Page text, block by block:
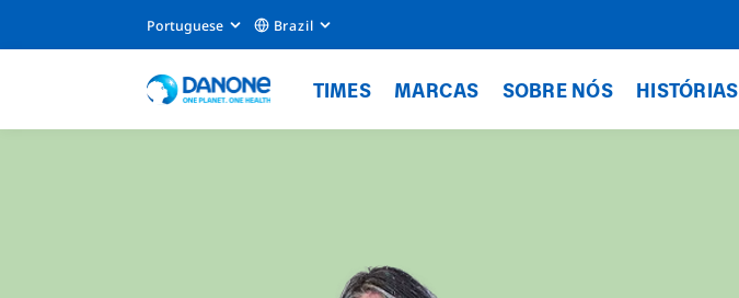
Portuguese Brazil
TIMES MARCAS SOBRE NÓS HISTÓRIAS